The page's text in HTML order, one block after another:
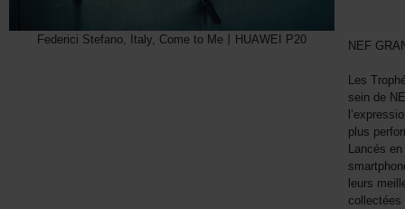
Federici Stefano, Italy, Come to Me丨HUAWEI P20 NEF
Les
sein de
plus
Lancés
leurs
collectées